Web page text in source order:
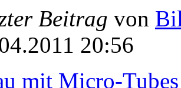
Beitrag von
20:56
mit Micro-